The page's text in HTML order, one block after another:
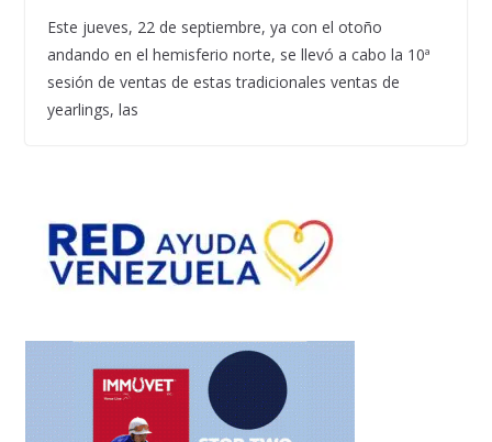
Este jueves, 22 de septiembre, ya con el otoño
andando en el hemisferio norte, se llevó a cabo la 10ª
sesión de ventas de estas tradicionales ventas de
yearlings, las